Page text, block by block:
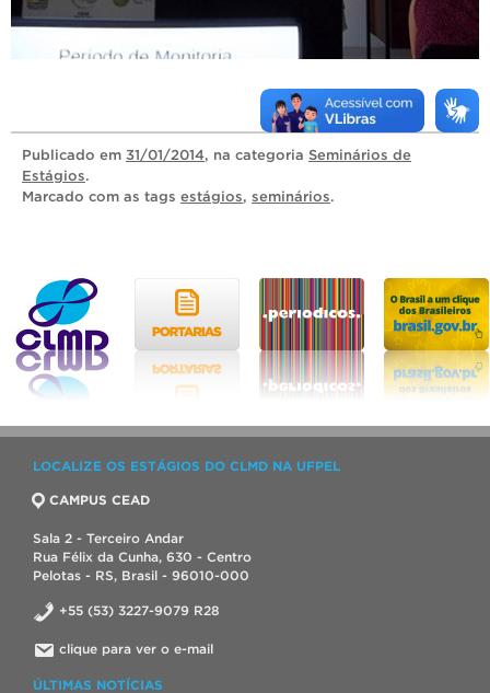
Publicado em 31/01/2014, na categoria Seminários de
Estágios.
Marcado com as tags estágios, seminários.
LOCALIZE OS ESTÁGIOS DO CLMD NA UFPEL
CAMPUS CEAD
Sala 2 - Terceiro Andar
Rua Félix da Cunha, 630 - Centro
Pelotas - RS, Brasil - 96010-000
+55 (53) 3227-9079 R28
clique para ver o e-mail
ÚLTIMAS NOTÍCIAS